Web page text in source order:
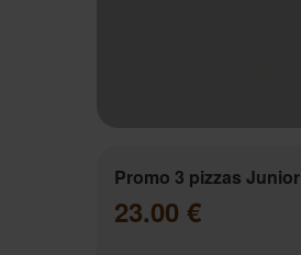
Promo 3 pizzas Junior
23.00 €